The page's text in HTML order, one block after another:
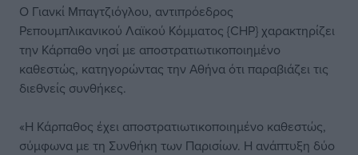
Ο Γιανκί Μπαγτζιόγλου, αντιπρόεδρος
Ρεπουμπλικανικού Λαϊκού Κόμματος {CHP} χαρακτηρίζει
την Κάρπαθο νησί με αποστρατιωτικοποιημένο
καθεστώς, κατηγορώντας την Αθήνα ότι παραβιάζει τις
διεθνείς συνθήκες.
«Η Κάρπαθος έχει αποστρατιωτικοποιημένο καθεστώς,
σύμφωνα με τη Συνθήκη των Παρισίων. Η ανάπτυξη δύο